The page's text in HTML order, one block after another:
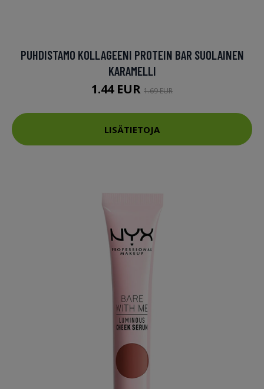
PUHDISTAMO KOLLAGEENI PROTEIN BAR SUOLAINEN
KARAMELLI
1.44 EUR 1.69 EUR
LISÄTIETOJA